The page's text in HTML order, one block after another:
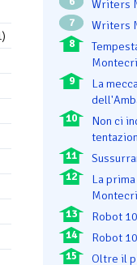
Writers
7 Writers
8
9
La
10
Non ci
11
12
La
13 Robot
14 Robot
15 Oltre il